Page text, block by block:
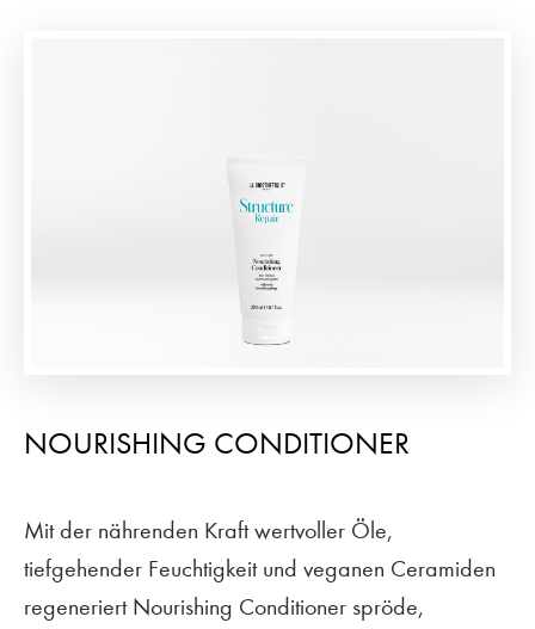
NOURISHING CONDITIONER
Mit der nährenden Kraft wertvoller Öle,
tiefgehender Feuchtigkeit und veganen Ceramiden
regeneriert Nourishing Conditioner spröde,